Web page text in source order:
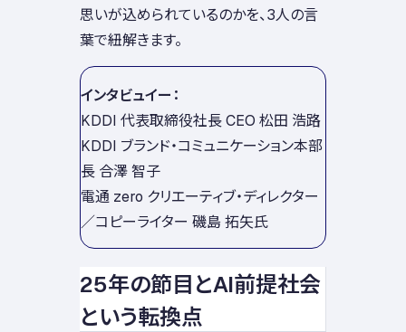
思いが込められているのかを、3人の言
葉で紐解きます。
インタビュイー：
KDDI 代表取締役社長 CEO 松田 浩路
KDDI ブランド・コミュニケーション本部
長 合澤 智子
電通 zero クリエーティブ・ディレクター
／コピーライター 磯島 拓矢氏
25年の節目とAI前提社会
という転換点